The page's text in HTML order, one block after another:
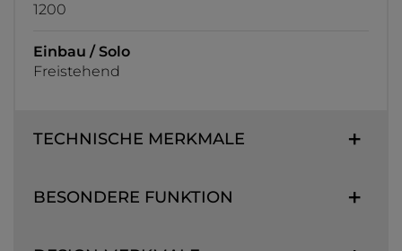
1200
Einbau / Solo
Freistehend
TECHNISCHE MERKMALE
BESONDERE FUNKTION